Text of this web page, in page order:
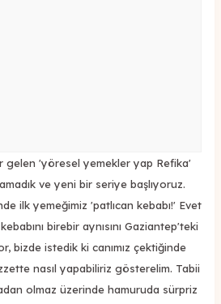
gelen 'yöresel yemekler yap Refika'
ve yeni bir seriye başlıyoruz.
ilk yemeğimiz 'patlıcan kebabı!' Evet
birebir aynısını Gaziantep'teki
bizde istedik ki canımız çektiğinde
nasıl yapabiliriz gösterelim. Tabii
olmaz üzerinde hamuruda sürpriz